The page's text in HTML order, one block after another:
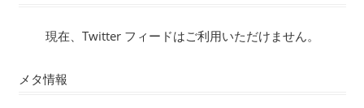
現在、Twitter フィードはご利用いただけません。
メタ情報